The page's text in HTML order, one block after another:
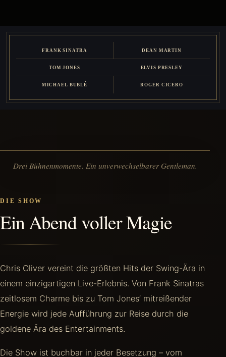
FRANK SINATRA DEAN MARTIN
TOM JONES ELVIS PRESLEY
MICHAEL BUBLÉ ROGER CICERO
Drei Bühnenmomente. Ein unverwechselbarer Gentleman.
DIE SHOW
Ein Abend voller Magie
Chris Oliver vereint die größten Hits der Swing-Ära in
einem einzigartigen Live-Erlebnis. Von Frank Sinatras
zeitlosem Charme bis zu Tom Jones’ mitreißender
Energie wird jede Aufführung zur Reise durch die
goldene Ära des Entertainments.
Die Show ist buchbar in jeder Besetzung – vom